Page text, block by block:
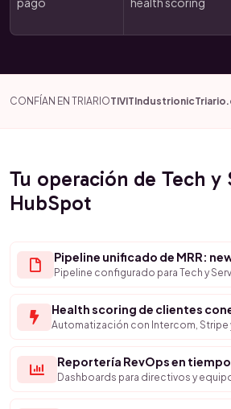
CONFÍAN EN TRIARIOTIVITIndustrionic
Tu operación de Tech y
HubSpot
Pipeline unificado de MRR:
Pipeline configurado para Tech y
Health scoring de clientes
Automatización con Intercom,
Reportería RevOps en
Dashboards para directivos y